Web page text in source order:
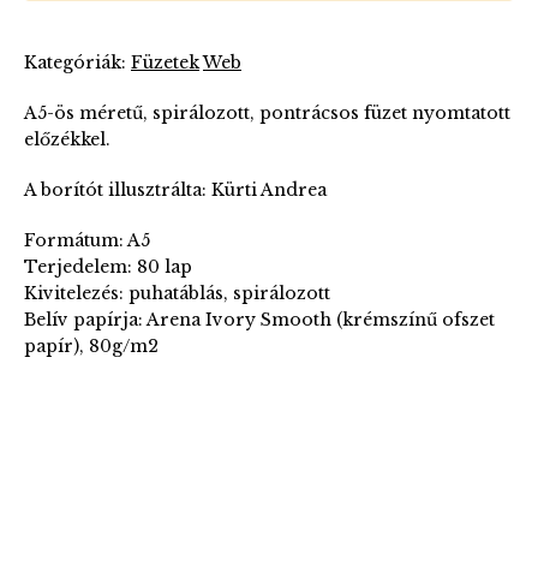
Kategóriák: FüzetekWeb
A5-ös méretű, spirálozott, pontrácsos füzet nyomtatott
előzékkel.
A borítót illusztrálta: Kürti Andrea
Formátum: A5
Terjedelem: 80 lap
Kivitelezés: puhatáblás, spirálozott
Belív papírja: Arena Ivory Smooth (krémszínű ofszet
papír), 80g/m2